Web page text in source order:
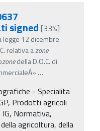
signed [33%]
legge 12 dicembre
relativa azone
zonedella D.O.C. di
…
- Specialita
Prodotti agricoli
IG, Normativa,
agricoltura, della